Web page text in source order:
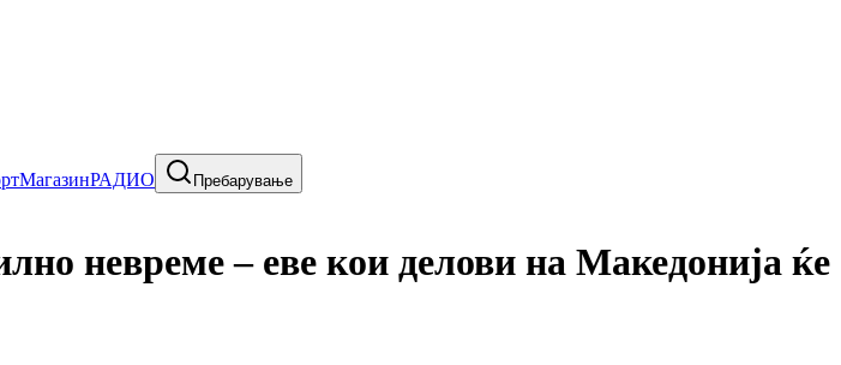
МагазинРАДИО Пребарување
– еве кои делови на Македонија ќе